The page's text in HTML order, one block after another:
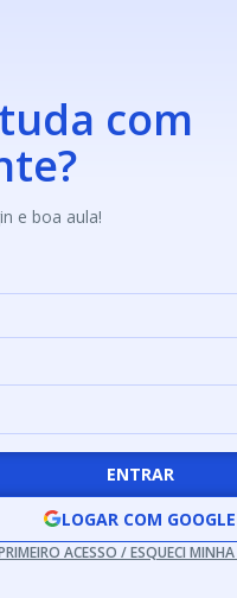
com
e boa aula!
ENTRAR
LOGAR COM GOOGLE
ACESSO / ESQUECI